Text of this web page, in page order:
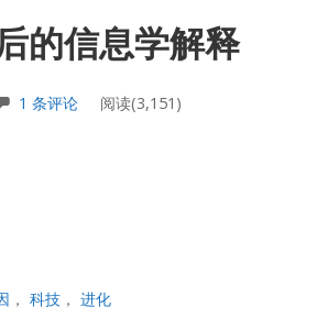
的信息学解释
1 条评论 阅读(3,151)
，科技 ，进化